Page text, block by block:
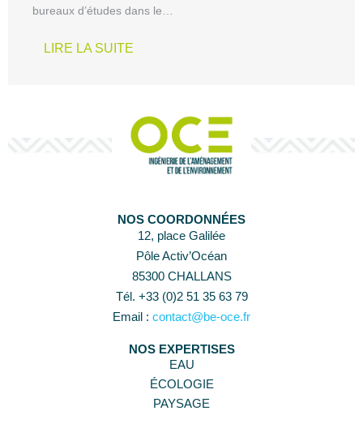
bureaux d’études dans le…
LIRE LA SUITE
NOS COORDONNÉES
12, place Galilée
Pôle Activ’Océan
85300 CHALLANS
Tél. +33 (0)2 51 35 63 79
Email : contact@be-oce.fr
NOS EXPERTISES
EAU
ÉCOLOGIE
PAYSAGE